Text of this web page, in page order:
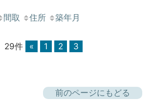
間取 住所 築年月
29件 « 1 2 3
前のページにもどる